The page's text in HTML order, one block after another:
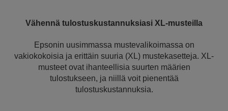
Vähennä tulostuskustannuksiasi XL-musteilla
Epsonin uusimmassa mustevalikoimassa on
vakiokokoisia ja erittäin suuria (XL) mustekasetteja. XL-
musteet ovat ihanteellisia suurten määrien
tulostukseen, ja niillä voit pienentää
tulostuskustannuksia.